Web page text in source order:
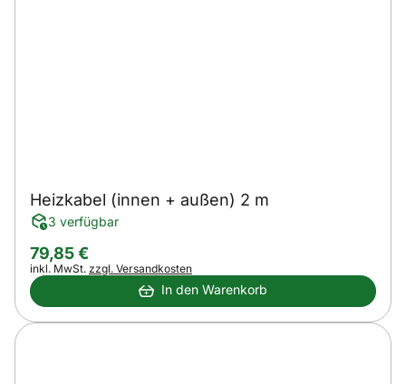
Heizkabel (innen + außen) 2 m
3 verfügbar
79,85€
Steuerhinweis:
inkl. MwSt. zzgl. Versandkosten
In den Warenkorb